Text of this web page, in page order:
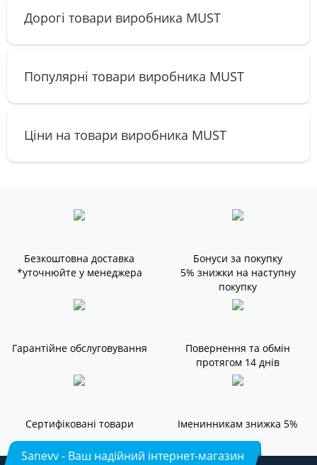
Дорогі товари виробника MUST
Популярні товари виробника MUST
Ціни на товари виробника MUST
Безкоштовна доставка
*уточнюйте у менеджера
Бонуси за покупку
5% знижки на наступну
покупку
Гарантійне обслуговування
Повернення та обмін
протягом 14 днів
Сертифіковані товари Іменинникам знижка 5%
Sanevv - Ваш надійний інтернет-магазин